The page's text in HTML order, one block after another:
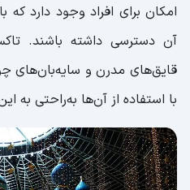
امکان برای افراد وجود دارد که
آن دسترسی داشته باشند.
قایق‌های مدرن و سایه‌بان‌های
با استفاده از آن‌ها به‌راحتی به